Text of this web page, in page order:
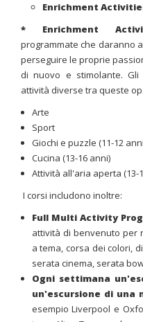
Enrichment
* Enrichment
programmate che daranno
perseguire le proprie
di nuovo e stimolante.
attività diverse tra queste
Arte
Sport
Giochi e puzzle (11-12
Cucina (13-16 anni)
Attività all'aria aperta (13-
I corsi includono inoltre:
Full Multi Activity
attività di benvenuto per
a tema, corsa dei colori,
serata cinema, serata
Ogni settimana
un'escursione di una
esempio Liverpool e